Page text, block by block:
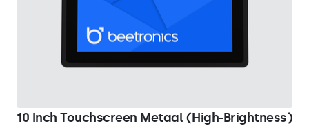
10 Inch Touchscreen Metaal (High-Brightness)